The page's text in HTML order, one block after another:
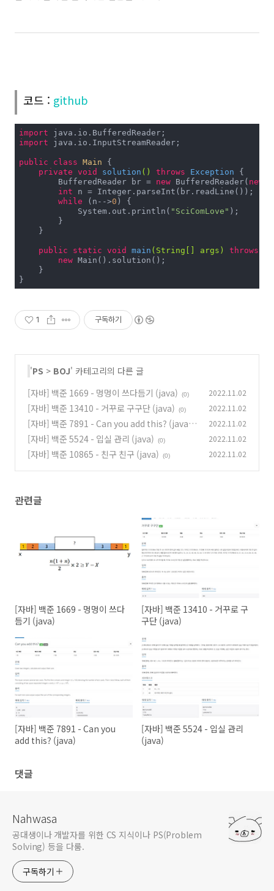
코드 : github
import
import java.io.InputStreamReader;
public class Main
{
private void solution () throws Exception {
        BufferedReader br =
new BufferedReader( new
int n = Integer.parseInt(br.readLine());
while (n-->0 ) {
            System.out.println(
"SciComLove" );
        }
    }
public static void main (String[] args) throws
new Main().solution();
    }
}
1 구독하기
'PS > BOJ' 카테고리의 다른 글
[자바] 백준 1669 - 멍멍이 쓰다듬기 (java)
(0) 2022.11.02
[자바] 백준 13410 - 거꾸로 구구단 (java) (0) 2022.11.02
[자바] 백준 7891 - Can you add this? (java)
(0)
2022.11.02
[자바] 백준 5524 - 입실 관리 (java) (0) 2022.11.02
[자바] 백준 10865 - 친구 친구 (java) (0) 2022.11.02
관련글
[자바] 백준 1669 - 멍멍이 쓰다
듬기 (java)
[자바] 백준 13410 - 거꾸로 구
구단 (java)
[자바] 백준 7891 - Can you
add this? (java)
[자바] 백준 5524 - 입실 관리
(java)
댓글
Nahwasa
공대생이나 개발자를 위한 CS 지식이나 PS(Problem
Solving) 등을 다룸.
구독하기